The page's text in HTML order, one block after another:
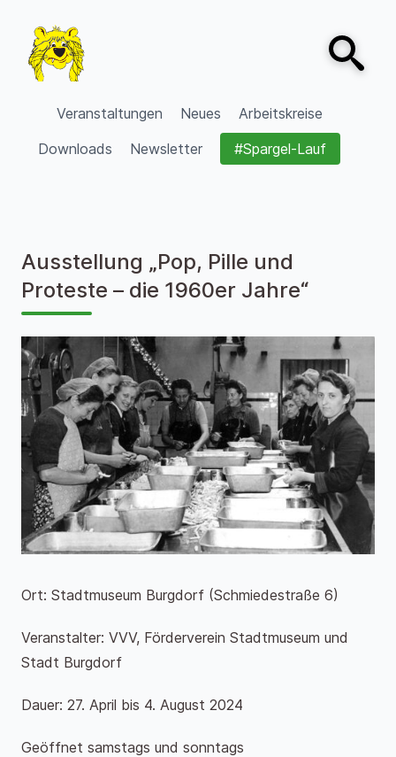
VVV Burgdorf
Veranstaltungen Neues
Arbeitskreise
Downloads
Newsletter #Spargel-Lauf
Open
Ausstellung „Pop, Pille und
Proteste – die 1960er Jahre“
Ort: Stadtmuseum Burgdorf (Schmiedestraße 6)
Veranstalter: VVV, Förderverein Stadtmuseum und
Stadt Burgdorf
Dauer: 27. April bis 4. August 2024
Geöffnet samstags und sonntags